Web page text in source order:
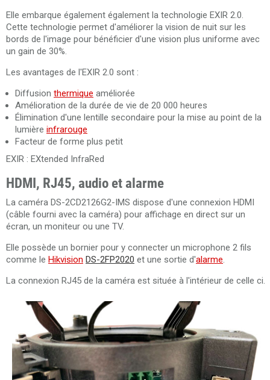
Elle embarque également également la technologie EXIR 2.0.
Cette technologie permet d'améliorer la vision de nuit sur les
bords de l'image pour bénéficier d'une vision plus uniforme avec
un gain de 30%.
Les avantages de l'EXIR 2.0 sont :
Diffusion thermique améliorée
Amélioration de la durée de vie de 20 000 heures
Élimination d'une lentille secondaire pour la mise au point de la
lumière infrarouge
Facteur de forme plus petit
EXIR : EXtended InfraRed
HDMI, RJ45, audio et alarme
La caméra DS-2CD2126G2-IMS dispose d'une connexion HDMI
(câble fourni avec la caméra) pour affichage en direct sur un
écran, un moniteur ou une TV.
Elle possède un bornier pour y connecter un microphone 2 fils
comme le Hikvision DS-2FP2020 et une sortie d'alarme.
La connexion RJ45 de la caméra est située à l'intérieur de celle ci.